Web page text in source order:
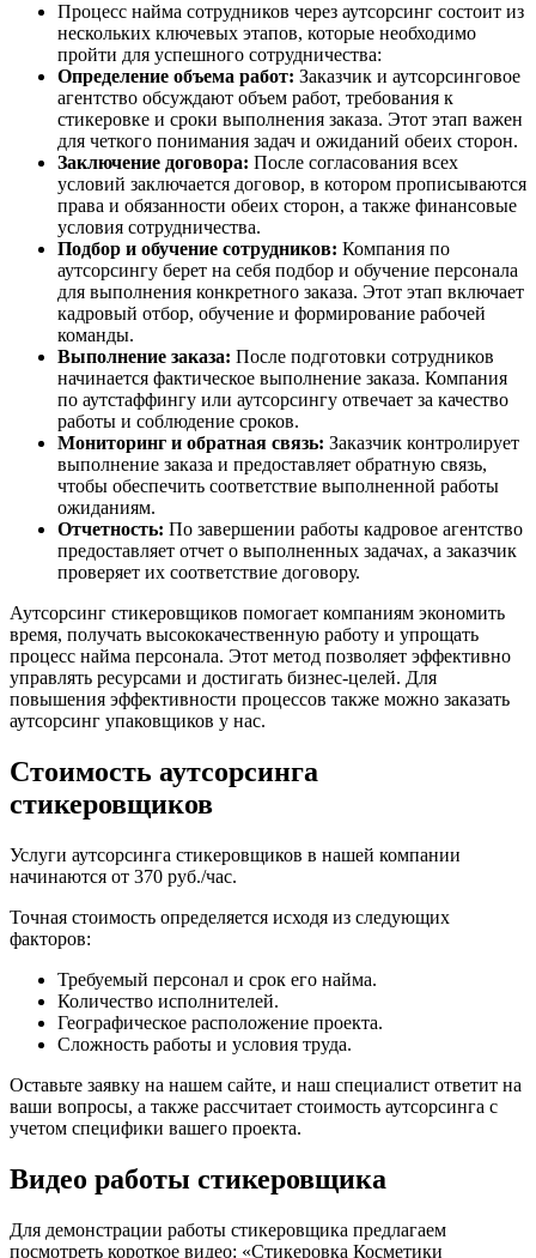
Процесс найма сотрудников через аутсорсинг состоит из
нескольких ключевых этапов, которые необходимо
пройти для успешного сотрудничества:
Определение объема работ: Заказчик и аутсорсинговое
агентство обсуждают объем работ, требования к
стикеровке и сроки выполнения заказа. Этот этап важен
для четкого понимания задач и ожиданий обеих сторон.
Заключение договора: После согласования всех
условий заключается договор, в котором прописываются
права и обязанности обеих сторон, а также финансовые
условия сотрудничества.
Подбор и обучение сотрудников: Компания по
аутсорсингу берет на себя подбор и обучение персонала
для выполнения конкретного заказа. Этот этап включает
кадровый отбор, обучение и формирование рабочей
команды.
Выполнение заказа: После подготовки сотрудников
начинается фактическое выполнение заказа. Компания
по аутстаффингу или аутсорсингу отвечает за качество
работы и соблюдение сроков.
Мониторинг и обратная связь: Заказчик контролирует
выполнение заказа и предоставляет обратную связь,
чтобы обеспечить соответствие выполненной работы
ожиданиям.
Отчетность: По завершении работы кадровое агентство
предоставляет отчет о выполненных задачах, а заказчик
проверяет их соответствие договору.
Аутсорсинг стикеровщиков помогает компаниям экономить
время, получать высококачественную работу и упрощать
процесс найма персонала. Этот метод позволяет эффективно
управлять ресурсами и достигать бизнес-целей. Для
повышения эффективности процессов также можно заказать
аутсорсинг упаковщиков у нас.
Стоимость аутсорсинга
стикеровщиков
Услуги аутсорсинга стикеровщиков в нашей компании
начинаются от 370 руб./час.
Точная стоимость определяется исходя из следующих
факторов:
Требуемый персонал и срок его найма.
Количество исполнителей.
Географическое расположение проекта.
Сложность работы и условия труда.
Оставьте заявку на нашем сайте, и наш специалист ответит на
ваши вопросы, а также рассчитает стоимость аутсорсинга с
учетом специфики вашего проекта.
Видео работы стикеровщика
Для демонстрации работы стикеровщика предлагаем
посмотреть короткое видео: «Стикеровка Косметики